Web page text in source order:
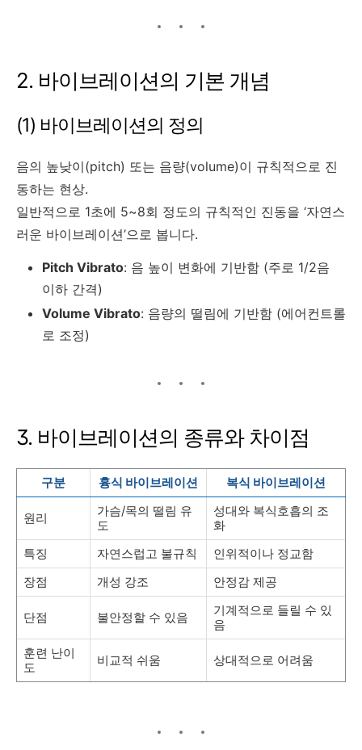
2. 바이브레이션의 기본 개념
(1) 바이브레이션의 정의
음의 높낮이(pitch) 또는 음량(volume)이 규칙적으로 진
동하는 현상.
일반적으로 1초에 5~8회 정도의 규칙적인 진동을 ‘자연스
러운 바이브레이션’으로 봅니다.
Pitch Vibrato: 음 높이 변화에 기반함 (주로 1/2음
이하 간격)
Volume Vibrato: 음량의 떨림에 기반함 (에어컨트롤
로 조정)
3. 바이브레이션의 종류와 차이점
구분 흉식 바이브레이션 복식 바이브레이션
원리
가슴/목의 떨림 유
도
성대와 복식호흡의 조
화
특징
자연스럽고 불규칙
인위적이나 정교함
장점
개성 강조 안정감 제공
단점 불안정할 수 있음
기계적으로 들릴 수 있
음
훈련 난이
도
비교적 쉬움 상대적으로 어려움